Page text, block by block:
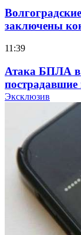
заключены
11:39
Атака БПЛА в
рейтинга:
для
18:39
В
конкурс на
судоходный
Эксклюзив